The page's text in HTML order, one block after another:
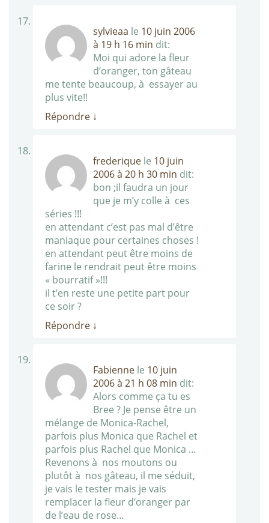
sylvieaa le 10 juin 2006
à 19 h 16 min dit:
Moi qui adore la fleur
d’oranger, ton gâteau
me tente beaucoup, à essayer au
plus vite!!
Répondre ↓
frederique le 10 juin
2006 à 20 h 30 min dit:
bon ;il faudra un jour
que je m’y colle à ces
séries !!!
en attendant c’est pas mal d’être
maniaque pour certaines choses !
en attendant peut être moins de
farine le rendrait peut être moins
« bourratif »!!!
il t’en reste une petite part pour
ce soir ?
Répondre ↓
Fabienne le 10 juin
2006 à 21 h 08 min dit:
Alors comme ça tu es
Bree ? Je pense être un
mélange de Monica-Rachel,
parfois plus Monica que Rachel et
parfois plus Rachel que Monica …
Revenons à nos moutons ou
plutôt à nos gâteau, il me séduit,
je vais le tester mais je vais
remplacer la fleur d’oranger par
de l’eau de rose…